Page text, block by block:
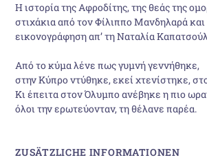
Η ιστορία της Αφροδίτης, της θεάς της
στιχάκια από τον Φίλιππο Μανδηλαρά και
εικονογράφηση απ’ τη Ναταλία
Από το κύμα λένε πως γυμνή γεννήθηκε,
στην Κύπρο ντύθηκε, εκεί χτενίστηκε,
Κι έπειτα στον Όλυμπο ανέβηκε η πιο
όλοι την ερωτεύονταν, τη θέλανε παρέα.
ZUSÄTZLICHE INFORMATIONEN